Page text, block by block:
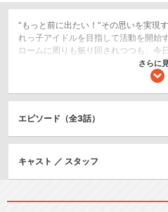
“もっと前に出たい！”その思いを実現
れっ子アイドルを目指して活動を開始
ロームに周りも振り回されつつも、今
シリーズ／関連のアニメ作品
さらに
エピソード（全3話）
キャスト ／ スタッフ